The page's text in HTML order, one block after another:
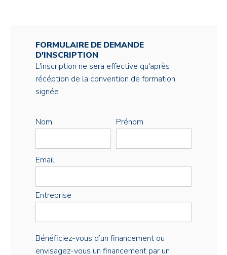
FORMULAIRE DE DEMANDE
D'INSCRIPTION
L'inscription ne sera effective qu'après
récéption de la convention de formation
signée
Nom Prénom
Email
Entreprise
Bénéficiez-vous d’un financement ou
envisagez-vous un financement par un